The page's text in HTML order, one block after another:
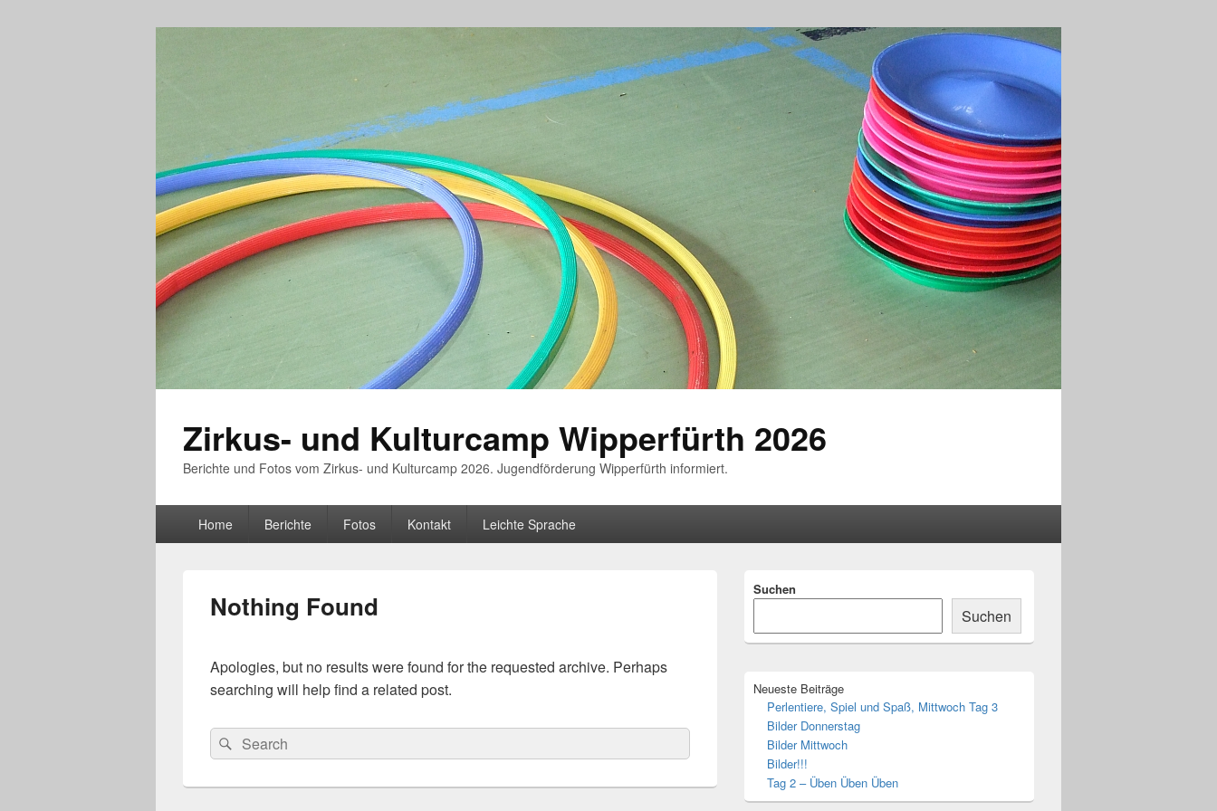
Zirkus- und Kulturcamp Wipperfürth 2026
Berichte und Fotos vom Zirkus- und Kulturcamp 2026. Jugendförderung Wipperfürth informiert.
Home Berichte Fotos Kontakt Leichte Sprache
Nothing Found
Apologies, but no results were found for the requested archive. Perhaps
searching will help find a related post.
Search
for:
Search
Sidebar
Suchen
Suchen
Neueste Beiträge
Perlentiere, Spiel und Spaß, Mittwoch Tag 3
Bilder Donnerstag
Bilder Mittwoch
Bilder!!!
Tag 2 – Üben Üben Üben